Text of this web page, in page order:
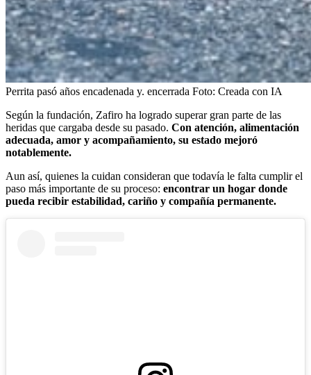
Perrita pasó años encadenada y. encerrada Foto: Creada con IA
Según la fundación, Zafiro ha logrado superar gran parte de las
heridas que cargaba desde su pasado. Con atención, alimentación
adecuada, amor y acompañamiento, su estado mejoró
notablemente.
Aun así, quienes la cuidan consideran que todavía le falta cumplir el
paso más importante de su proceso: encontrar un hogar donde
pueda recibir estabilidad, cariño y compañía permanente.